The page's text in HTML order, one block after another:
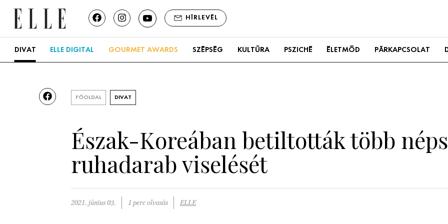
HÍRLEVÉL
DIVAT ELLE DIGITAL GOURMET AWARDS SZÉPSÉG KULTÚRA PSZICHÉ ÉLETMÓD PÁRKAPCSOLAT
FŐOLDAL DIVAT
Észak-Koreában betiltották több
ruhadarab viselését
2021. június 03. 1 perc olvasás ELLE